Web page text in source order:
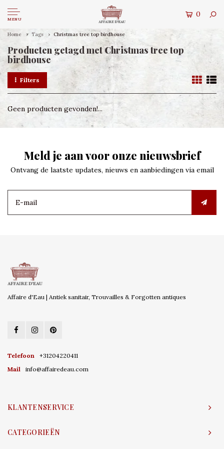
MENU
0
Home Tags Christmas tree top birdhouse
Producten getagd met Christmas tree top
birdhouse
Filters
Geen producten gevonden!...
Meld je aan voor onze nieuwsbrief
Ontvang de laatste updates, nieuws en aanbiedingen via email
Affaire d'Eau | Antiek sanitair, Trouvailles & Forgotten antiques
Telefoon
+31204220411
Mail
info@affairedeau.com
KLANTENSERVICE
CATEGORIEËN